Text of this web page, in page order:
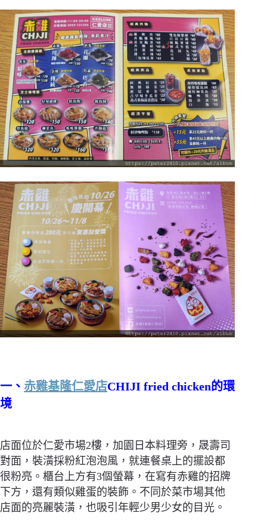
一、 赤雞基隆仁愛店CHIJI fried chicken的環
境
店面位於仁愛市場2樓，加園日本料理旁，晟壽司
對面，裝潢採粉紅泡泡風，就連餐桌上的擺設都
很粉亮。櫃台上方有3個螢幕，在寫有赤雞的招牌
下方，還有類似雞蛋的裝飾。不同於菜市場其他
店面的亮麗裝潢，也吸引年輕少男少女的目光。